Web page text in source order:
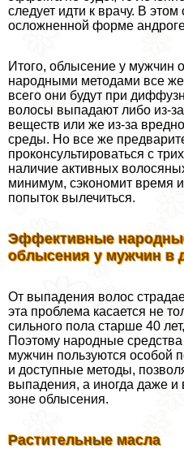
следует идти к врачу. В этом
осложненной форме
Итого, облысение у мужчин
народными методами все
всего они будут при
волосы выпадают либо из-
веществ или же из-за
среды. Но все же
проконсультироваться с
наличие активных
минимум, сэкономит время
попыток вылечиться.
Эффективные
облысения у мужчин в
От выпадения волос
эта проблема касается не
сильного пола старше 40
Поэтому народные
мужчин пользуются особой
и доступные методы,
выпадения, а иногда даже и
зоне облысения.
Растительные масла